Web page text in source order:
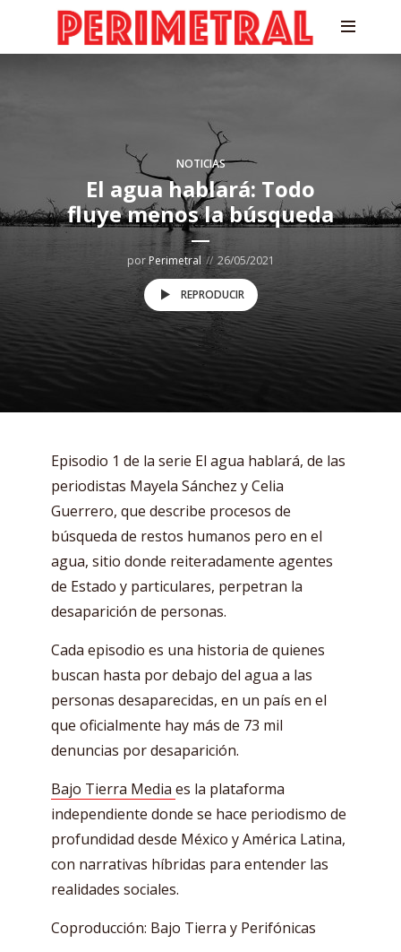
NOTICIAS
El agua hablará: Todo
fluye menos la búsqueda
por Perimetral 26/05/2021
REPRODUCIR
Episodio 1 de la serie El agua hablará, de las
periodistas Mayela Sánchez y Celia
Guerrero, que describe procesos de
búsqueda de restos humanos pero en el
agua, sitio donde reiteradamente agentes
de Estado y particulares, perpetran la
desaparición de personas.
Cada episodio es una historia de quienes
buscan hasta por debajo del agua a las
personas desaparecidas, en un país en el
que oficialmente hay más de 73 mil
denuncias por desaparición.
Bajo Tierra Media es la plataforma
independiente donde se hace periodismo de
profundidad desde México y América Latina,
con narrativas híbridas para entender las
realidades sociales.
Coproducción: Bajo Tierra y Perifónicas